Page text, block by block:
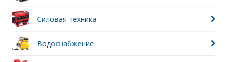
Силовая техника
Водоснабжение